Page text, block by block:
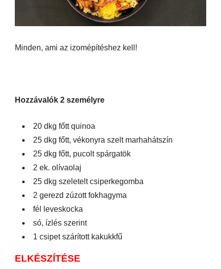
Minden, ami az izomépítéshez kell!
Hozzávalók 2 személyre
20 dkg főtt quinoa
25 dkg főtt, vékonyra szelt marhahátszín
25 dkg főtt, pucolt spárgatök
2 ek. olívaolaj
25 dkg szeletelt csiperkegomba
2 gerezd zúzott fokhagyma
fél leveskocka
só, ízlés szerint
1 csipet szárított kakukkfű
ELKÉSZÍTÉSE